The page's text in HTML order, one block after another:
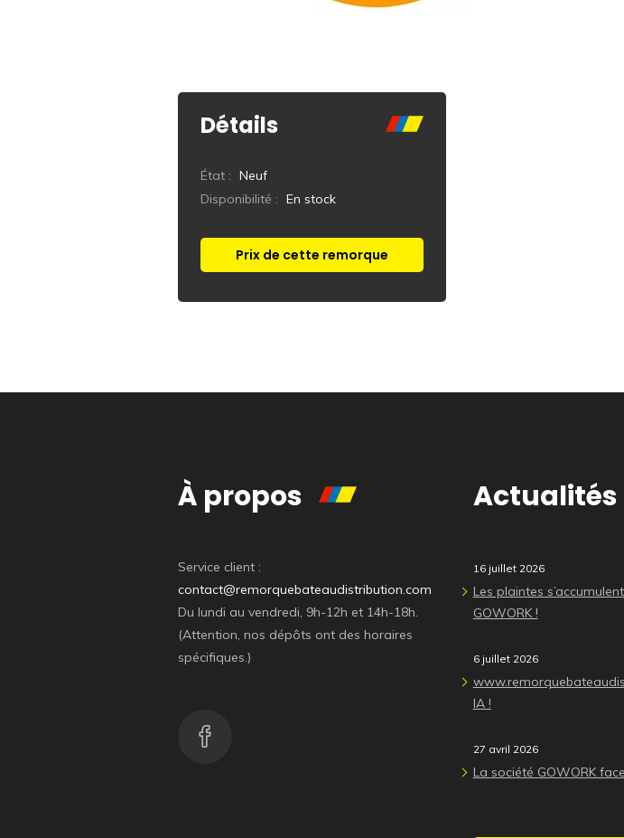
Détails
État : Neuf
Disponibilité : En stock
Prix de cette remorque
Réponse immédiate
À propos
Service client :
contact@remorquebateaudistribution.com
Du lundi au vendredi, 9h-12h et 14h-18h.
(Attention, nos dépôts ont des horaires
spécifiques.)
Actualités
16 juillet 2026
Les plaintes
GOWORK !
6 juillet 2026
IA !
27 avril 2026
La société GOWORK